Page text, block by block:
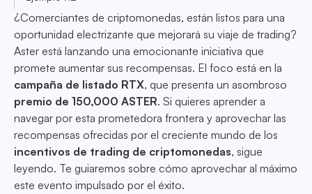
¿Comerciantes de criptomonedas, están listos para una
oportunidad electrizante que mejorará su viaje de trading?
Aster está lanzando una emocionante iniciativa que
promete aumentar sus recompensas. El foco está en la
campaña de listado RTX, que presenta un asombroso
premio de 150,000 ASTER. Si quieres aprender a
navegar por esta prometedora frontera y aprovechar las
recompensas ofrecidas por el creciente mundo de los
incentivos de trading de criptomonedas, sigue
leyendo. Te guiaremos sobre cómo aprovechar al máximo
este evento impulsado por el éxito.